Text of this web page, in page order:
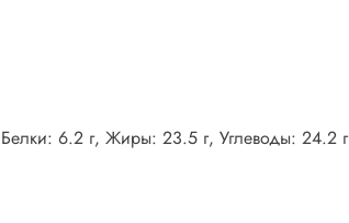
6.2 г, Жиры: 23.5 г, Углеводы: 24.2 г